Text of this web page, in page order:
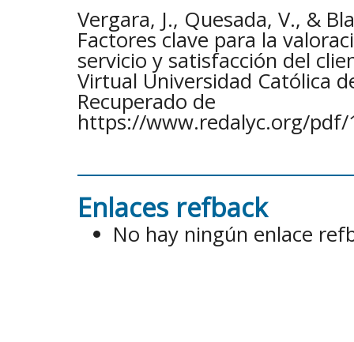
Vergara, J., Quesada, V., &
Factores clave para la
servicio y satisfacción del
Virtual Universidad Católica
Recuperado de
https://www.redalyc.org/
Enlaces refback
No hay ningún enlace